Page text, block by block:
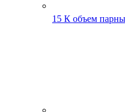
15 К объем